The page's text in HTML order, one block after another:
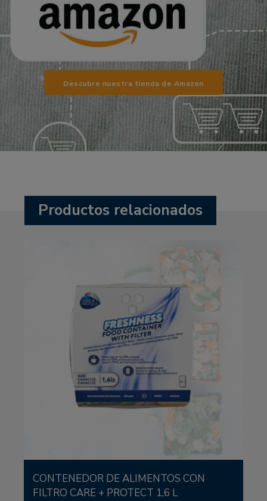
Descubre nuestra tienda de Amazon
Productos relacionados
CONTENEDOR DE ALIMENTOS CON
FILTRO CARE + PROTECT 1,6 L